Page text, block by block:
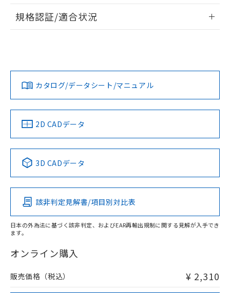
ログイン/会員登録
ダウンロードデータをご利用いただく前に、以下を必ずお読
みください。
ソフトウェアの使用条件
EU RoHS 注意事項・凡例
対応済み
中国 RoHS 注意事項・凡例
Pb Hg Cd Cr(VI)
O
在庫等で未対応品が混在する可能性があります。
問い合わせください。
規格認証/適合状況
LR型式承認
（イギリス
船舶規格）
DNV型式承認
（ノルウェー
BV型式承認
（フランス
KR型式
（韓国
No No No No
この製品の規格認証/適合状況ページへ
その他の認証はこちらのページからご検索ください
カタログ/データシート/マニュアル
2D CADデータ
3D CADデータ
該非判定見解書/項目別対比表
日本の外為法に基づく該非判定、およびEAR再輸出規制に関する見解が入手でき
ます。
オンライン購入
販売価格（税込） ¥ 2,310